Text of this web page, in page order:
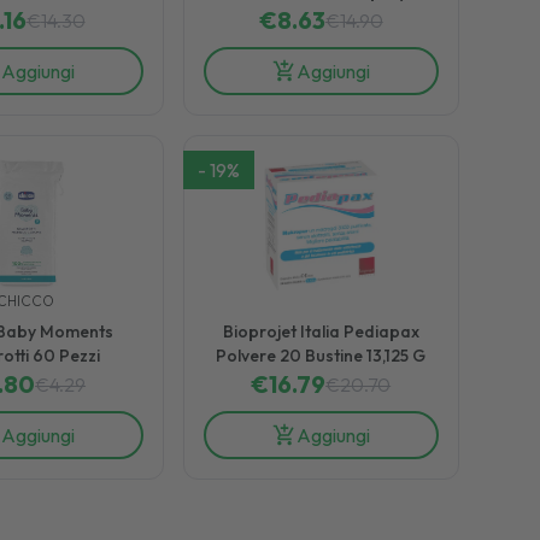
Isotonica 100
€14.30
Aggiungi
Flaconcini x 15ml
€8.63€14.90
Aggiungi
Moments
60 Pezzi
€4.29
Aggiungi
- 19%
Bioprojet Italia Pediapax
Polvere 20 Bustine 13,125 G
€16.79€20.70
Aggiungi